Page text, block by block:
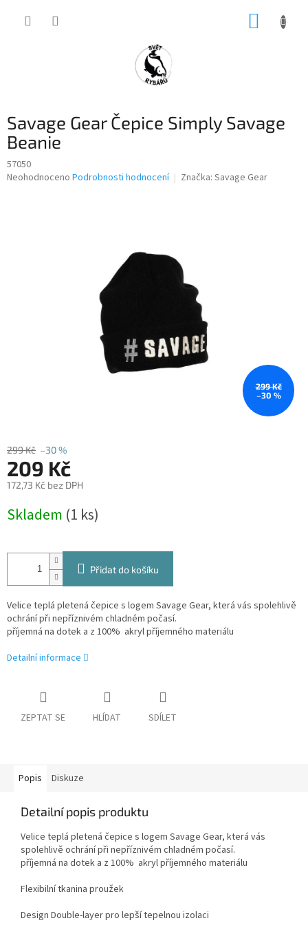
Savage Gear Čepice Simply Savage
Beanie
57050
Průměrné
Neohodnoceno Podrobnosti hodnocení Značka: Savage Gear
299 Kč
–30 %
299 Kč –30 %
209 Kč
172,73 Kč bez DPH
cena:
Skladem (1 ks)
Přidat do košíku
Velice teplá pletená čepice s logem Savage Gear, která vás spolehlivě
ochrání při nepříznivém chladném počasí.
příjemná na dotek a z 100% akryl příjemného materiálu
Detailní informace
ZEPTAT SE HLÍDAT SDÍLET
Popis Diskuze
Detailní popis produktu
Velice teplá pletená čepice s logem Savage Gear, která vás
spolehlivě ochrání při nepříznivém chladném počasí.
příjemná na dotek a z 100% akryl příjemného materiálu
Flexibilní tkanina proužek
Design Double-layer pro lepší tepelnou izolaci